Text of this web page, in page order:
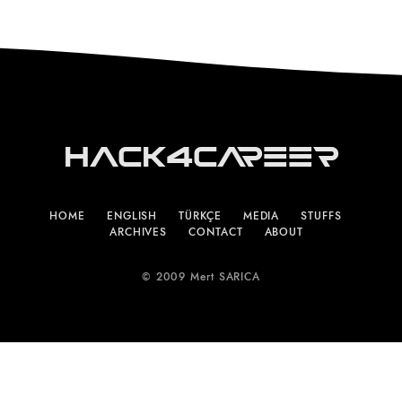
Hack4Career
HOME ENGLISH TÜRKÇE MEDIA
STUFFS
ARCHIVES
CONTACT ABOUT
© 2009 Mert SARICA